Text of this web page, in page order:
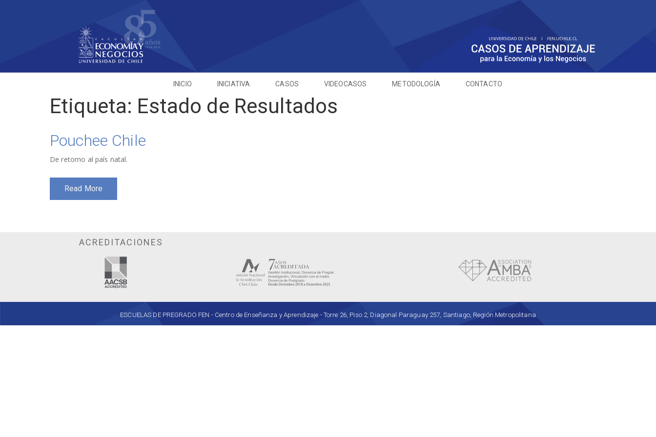
INICIO INICIATIVA CASOS VIDEOCASOS METODOLOGÍA CONTACTO
Etiqueta: Estado de Resultados
Pouchee Chile
De retorno al país natal.
Read More
ACREDITACIONES
ESCUELAS DE PREGRADO FEN - Centro de Enseñanza y Aprendizaje - Torre 26, Piso 2, Diagonal Paraguay 257, Santiago, Región Metropolitana